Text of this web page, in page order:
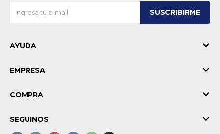
SUSCRIBIRME
AYUDA
EMPRESA
COMPRA
SEGUINOS